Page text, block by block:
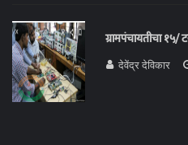
ग्रामपंचायतीचा १५/
देवेंद्र देविकार